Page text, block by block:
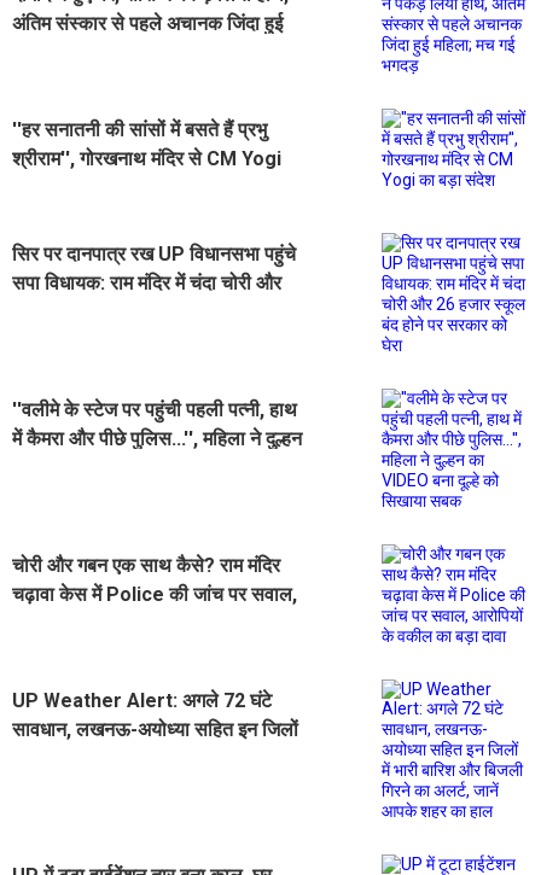
अंतिम संस्‍कार से पहले अचानक जिंदा हुई
''हर सनातनी की सांसों में बसते हैं प्रभु
श्रीराम'', गोरखनाथ मंदिर से CM Yogi
सिर पर दानपात्र रख UP विधानसभा पहुंचे
सपा विधायक: राम मंदिर में चंदा चोरी और
''वलीमे के स्टेज पर पहुंची पहली पत्नी, हाथ
में कैमरा और पीछे पुलिस...'', महिला ने दुल्हन
चोरी और गबन एक साथ कैसे? राम मंदिर
चढ़ावा केस में Police की जांच पर सवाल,
UP Weather Alert: अगले 72 घंटे
सावधान, लखनऊ-अयोध्या सहित इन जिलों